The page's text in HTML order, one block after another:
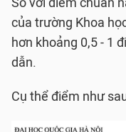
của trường Khoa
hơn khoảng 0,5 - 1
dẫn.
Cụ thể điểm như